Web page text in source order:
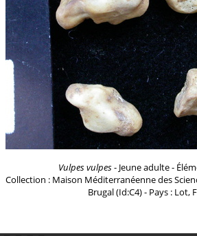
Vulpes vulpes- Jeune adulte -
Collection : Maison Méditerranéenne des
Brugal (Id:C4) - Pays : Lot,